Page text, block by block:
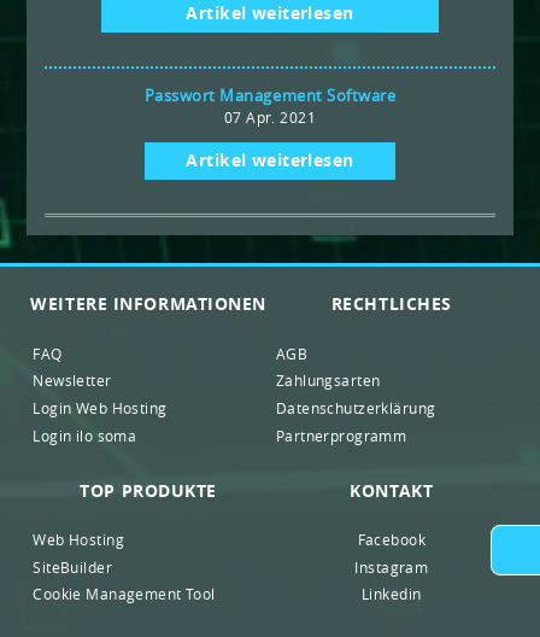
Artikel weiterlesen
Passwort Management Software
07 Apr. 2021
Artikel weiterlesen
WEITERE INFORMATIONEN
FAQ
Newsletter
Login Web Hosting
Login ilo soma
RECHTLICHES
AGB
Zahlungsarten
Datenschutzerklärung
Partnerprogramm
TOP PRODUKTE
Web Hosting
SiteBuilder
Cookie Management Tool
KONTAKT
Facebook
Instagram
Linkedin